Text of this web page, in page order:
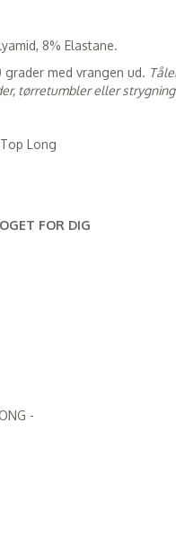
8% Elastane.
grader med vrangen ud.
tørretumbler eller
Long
FOR DIG
-